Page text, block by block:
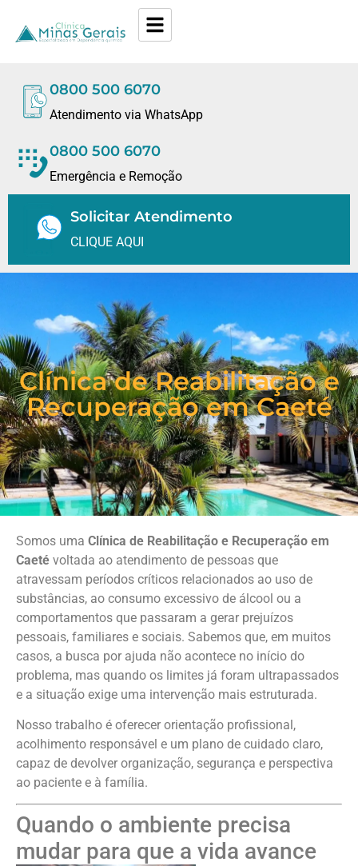
0800 500 6070
Atendimento via WhatsApp
0800 500 6070
Emergência e Remoção
Solicitar Atendimento
CLIQUE AQUI
Clínica de Reabilitação e
Recuperação em Caeté
Somos uma Clínica de Reabilitação e Recuperação em
Caeté voltada ao atendimento de pessoas que
atravessam períodos críticos relacionados ao uso de
substâncias, ao consumo excessivo de álcool ou a
comportamentos que passaram a gerar prejuízos
pessoais, familiares e sociais. Sabemos que, em muitos
casos, a busca por ajuda não acontece no início do
problema, mas quando os limites já foram ultrapassados
e a situação exige uma intervenção mais estruturada.
Nosso trabalho é oferecer orientação profissional,
acolhimento responsável e um plano de cuidado claro,
capaz de devolver organização, segurança e perspectiva
ao paciente e à família.
Quando o ambiente precisa
mudar para que a vida avance